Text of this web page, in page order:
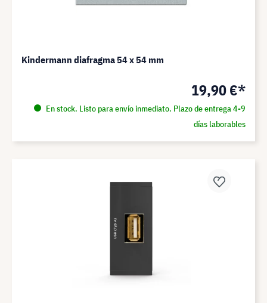
Kindermann diafragma 54 x 54 mm
19,90 €*
En stock. Listo para envío inmediato. Plazo de entrega 4-9
días laborables